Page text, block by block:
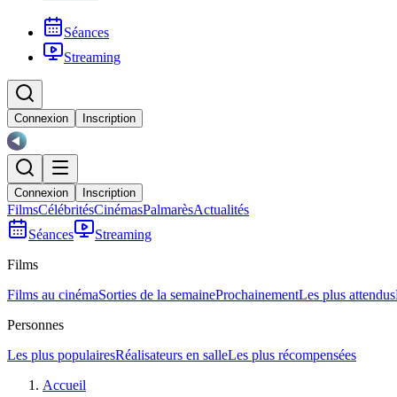
Séances
Streaming
Connexion Inscription
Connexion Inscription
FilmsCélébritésCinémasPalmarèsActualités
Séances
Streaming
Films
Films au cinémaSorties de la semaineProchainementLes plus attendus
Personnes
Les plus populairesRéalisateurs en salleLes plus récompensées
Accueil